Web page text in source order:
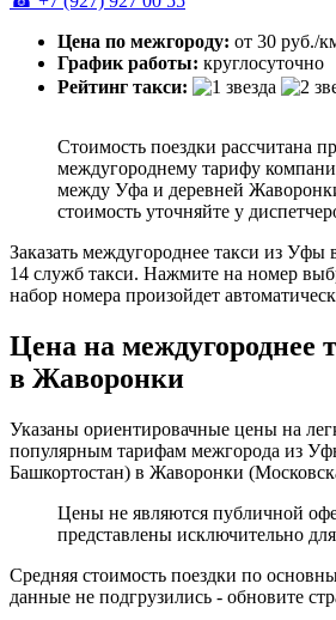
Цена по межгороду: от 30 руб./
График работы: круглосуточно
Рейтинг такси:
Стоимость поездки рассчитана
междугороднему тарифу
между Уфа и деревней
стоимость уточняйте у
Заказать междугороднее такси из Уфы
14 служб такси. Нажмите на номер
набор номера произойдет
Цена на междугороднее
в Жаворонки
Указаны ориентировачные цены на
популярным тарифам межгорода из
Башкортостан) в Жаворонки
Цены не являются публичной
представлены исключительно
Средняя стоимость поездки по
данные не подгрузились - обновите